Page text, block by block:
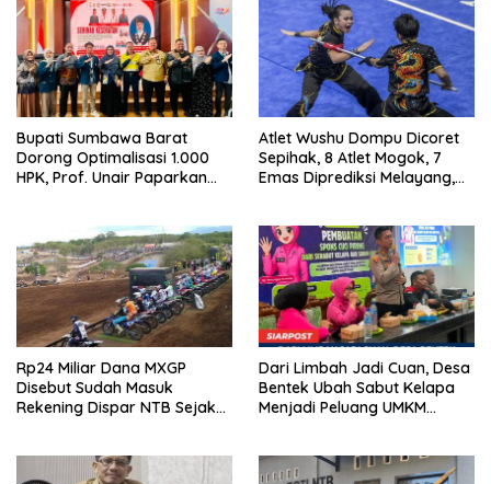
Bupati Sumbawa Barat
Dorong Optimalisasi 1.000
HPK, Prof. Unair Paparkan
Atlet Wushu Dompu Dicoret
Sepihak, 8 Atlet Mogok, 7
Emas Diprediksi Melayang,
Rp24 Miliar Dana MXGP
Disebut Sudah Masuk
Rekening Dispar NTB Sejak
Dari Limbah Jadi Cuan, Desa
Bentek Ubah Sabut Kelapa
Menjadi Peluang UMKM